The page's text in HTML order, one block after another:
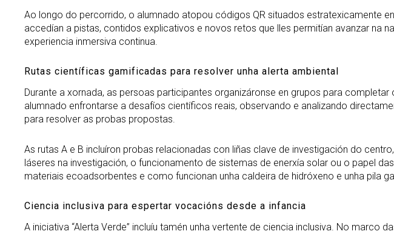
Ao longo do percorrido, o alumnado atopou códigos QR situados estratexicamente
accedían a pistas, contidos explicativos e novos retos que lles permitían avanzar na
experiencia inmersiva continua.
Rutas científicas gamificadas para resolver unha alerta ambiental
Durante a xornada, as persoas participantes organizáronse en grupos para
alumnado enfrontarse a desafíos científicos reais, observando e analizando
para resolver as probas propostas.
As rutas A e B incluíron probas relacionadas con liñas clave de investigación do
láseres na investigación, o funcionamento de sistemas de enerxía solar ou o papel
materiais ecoadsorbentes e como funcionan unha caldeira de hidróxeno e unha pila
Ciencia inclusiva para espertar vocacións desde a infancia
A iniciativa “Alerta Verde” incluíu tamén unha vertente de ciencia inclusiva. No